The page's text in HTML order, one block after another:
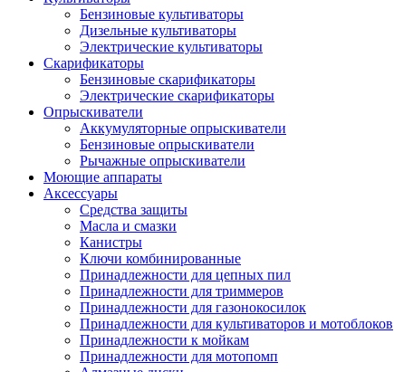
Бензиновые культиваторы
Дизельные культиваторы
Электрические культиваторы
Скарификаторы
Бензиновые скарификаторы
Электрические скарификаторы
Опрыскиватели
Аккумуляторные опрыскиватели
Бензиновые опрыскиватели
Рычажные опрыскиватели
Моющие аппараты
Аксессуары
Средства защиты
Масла и смазки
Канистры
Ключи комбинированные
Принадлежности для цепных пил
Принадлежности для триммеров
Принадлежности для газонокосилок
Принадлежности для культиваторов и мотоблоков
Принадлежности к мойкам
Принадлежности для мотопомп